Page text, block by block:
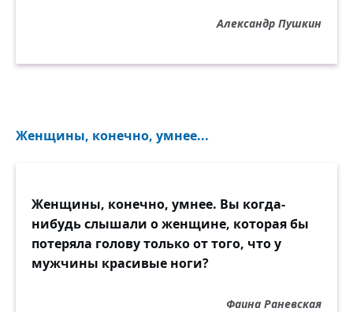
Александр Пушкин
Женщины, конечно, умнее...
Женщины, конечно, умнее. Вы когда-
нибудь слышали о женщине, которая бы
потеряла голову только от того, что у
мужчины красивые ноги?
Фаина Раневская